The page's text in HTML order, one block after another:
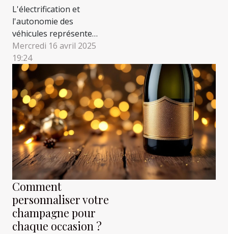
Comment
personnaliser votre
champagne pour
chaque occasion ?
L'électrification et
l'autonomie des
véhicules représentent
des enjeux majeurs de
notre ère, avec des
implications
considérables pour
l'environnement, la
technologie et
l'économie mondiale.
En 2023, les avancées
technologiques dans le
secteur des voitures
électriques ont franchi
des seuils...
Mercredi 16 avril 2025
19:24